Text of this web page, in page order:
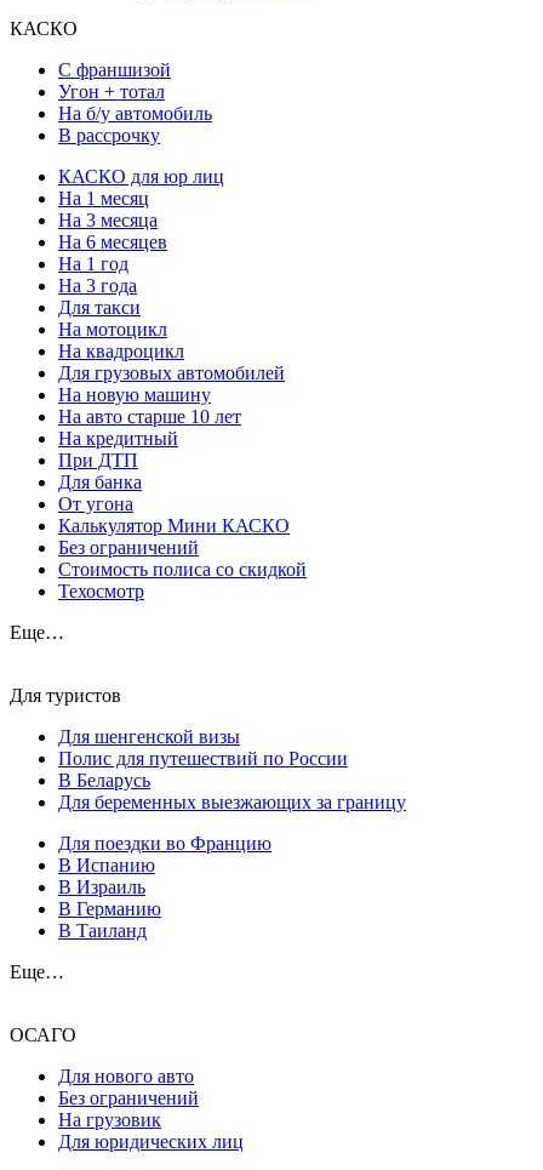
КАСКО
С франшизой
Угон + тотал
На б/у автомобиль
В рассрочку
КАСКО для юр лиц
На 1 месяц
На 3 месяца
На 6 месяцев
На 1 год
На 3 года
Для такси
На мотоцикл
На квадроцикл
Для грузовых автомобилей
На новую машину
На авто старше 10 лет
На кредитный
При ДТП
Для банка
От угона
Калькулятор Мини КАСКО
Без ограничений
Стоимость полиса со скидкой
Техосмотр
Еще…
Для туристов
Для шенгенской визы
Полис для путешествий по России
В Беларусь
Для беременных выезжающих за границу
Для поездки во Францию
В Испанию
В Израиль
В Германию
В Таиланд
Еще…
ОСАГО
Для нового авто
Без ограничений
На грузовик
Для юридических лиц